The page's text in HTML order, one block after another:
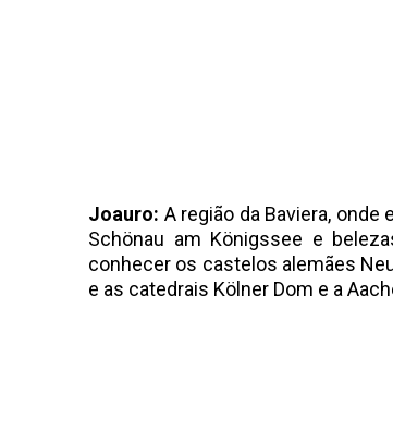
Joauro: A região da Baviera,
Schönau am Königssee e
conhecer os castelos alemães
e as catedrais Kölner Dom e a